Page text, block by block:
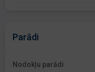
Parādi
Nodokļu parādi